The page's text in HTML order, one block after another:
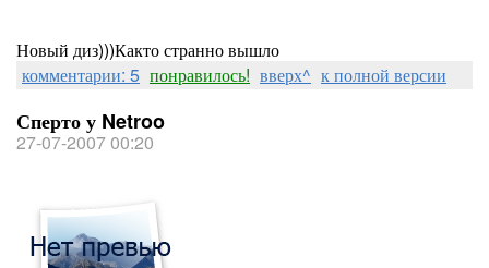
Новый диз)))Както странно вышло
комментарии: 5 понравилось! вверх^ к полной версии
Сперто у Netroo
27-07-2007 00:20